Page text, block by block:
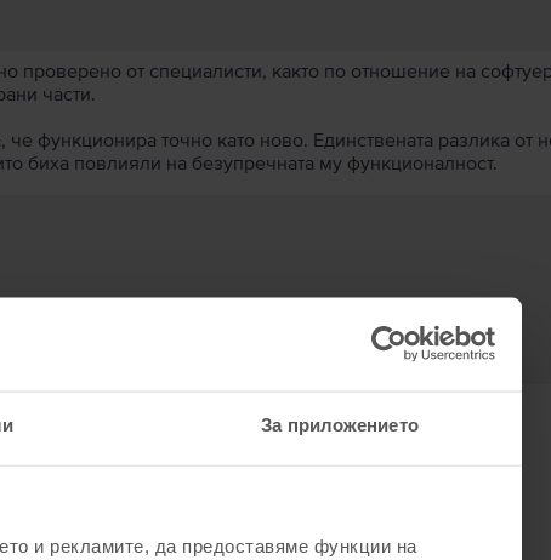
За приложението
и рекламите, да предоставяме функции на
проверено от специалисти, както по отношение на
части.
функционира точно като ново. Единствената разлика от
биха повлияли на безупречната му функционалност.
търсене